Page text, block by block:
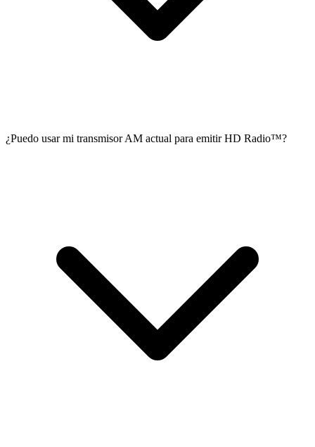
¿Puedo usar mi transmisor AM actual para emitir HD Radio™?